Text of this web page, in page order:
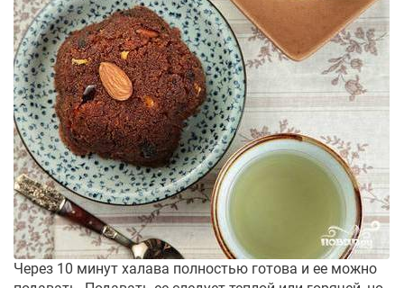
Через 10 минут халава полностью готова и ее можно